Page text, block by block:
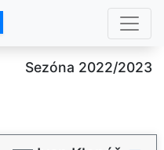
Sezóna 2022/2023